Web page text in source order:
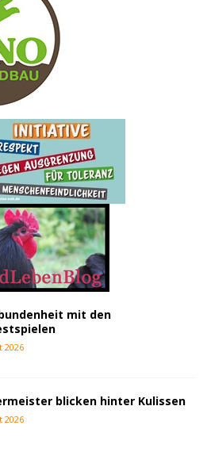
mit den
2026
blicken hinter Kulissen
2026